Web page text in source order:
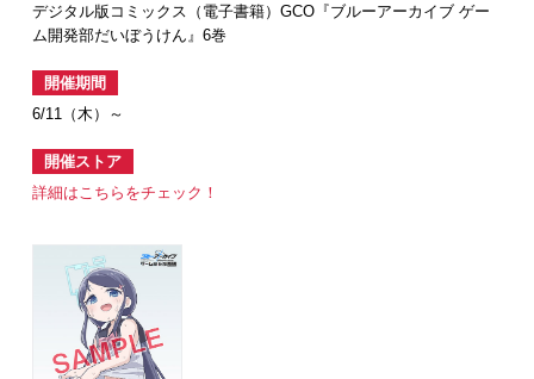
デジタル版コミックス（電子書籍）GCO『ブルーアーカイブ ゲー
ム開発部だいぼうけん』6巻
開催期間
6/11（木）～
開催ストア
詳細はこちらをチェック！